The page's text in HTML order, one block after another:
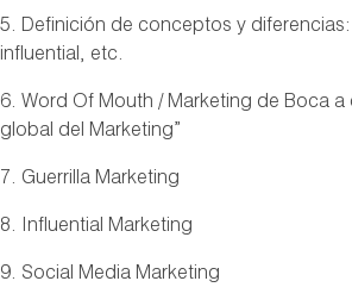
5. Definición de conceptos y
influential, etc.
6. Word Of Mouth / Marketing de Boca
global del Marketing”
7. Guerrilla Marketing
8. Influential Marketing
9. Social Media Marketing